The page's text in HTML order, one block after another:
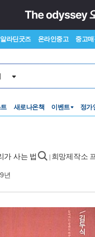
알라딘굿즈 온라인중고 중고
새로나온책 이벤트 정가
가 사는 법 희망제작소
년